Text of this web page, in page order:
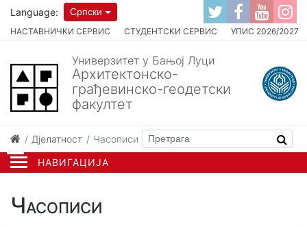
НАВИГАЦИЈА
НАСТАВНИЧКИ СЕРВИС СТУДЕНТСКИ СЕРВИС УПИС 2026/2027
Language: Српски
Универзитет у Бањој Луци
Архитектонско-
грађевинско-геодетски
факултет
Дјелатност Часописи
Часописи